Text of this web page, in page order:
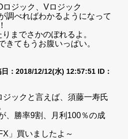
ロジック、Vロジック
調べればわかるようになって
までさかのぼれるよ。
きてもうお腹いっぱい。
日：2018/12/12(水) 12:57:51 ID：
ジックと言えば、須藤一寿氏
、勝率9割、月利100％の成
」買いましたよ～